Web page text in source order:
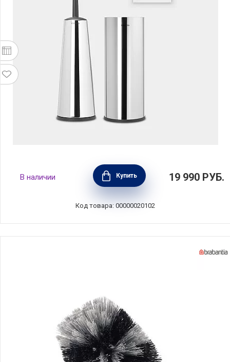
Набор из 3-х аксессуаров для ванной
комнаты, цвет стальной полированный,
Brabantia, Бельгия, 280689
В наличии Купить 19 990 РУБ.
Код товара: 00000020102